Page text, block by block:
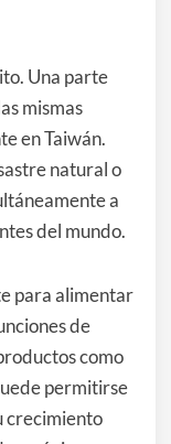
Una parte
mismas
en Taiwán.
natural o
a
del mundo.
para alimentar
de
como
permitirse
crecimiento